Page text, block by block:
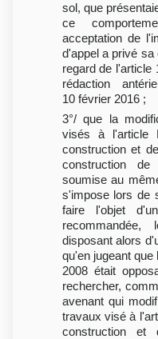
sol, que
ce
acceptation de
d'appel a privé sa
regard de l'article
rédaction
10 février 2016 ;
3°/ que la
visés à l'article
construction et
construction
soumise au
s'impose lors de
faire l'objet
disposant alors
qu'en jugeant que
2008 était
rechercher,
avenant qui
travaux visé à
construction et